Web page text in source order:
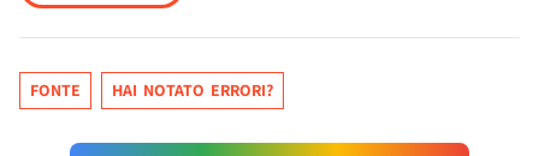
FONTE HAI NOTATO ERRORI?